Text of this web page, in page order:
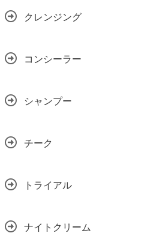
クレンジング
コンシーラー
シャンプー
チーク
トライアル
ナイトクリーム